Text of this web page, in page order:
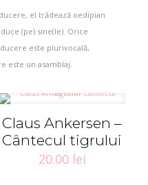
el trădează oedipian
(pe) sine(le). Orice
este plurivocală,
este un asamblaj.
Claus Ankersen –
Cântecul tigrului
20.00 lei